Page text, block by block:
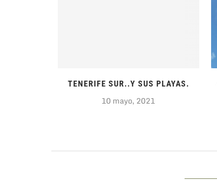
TENERIFE SUR..Y SUS PLAYAS.
10 mayo, 2021